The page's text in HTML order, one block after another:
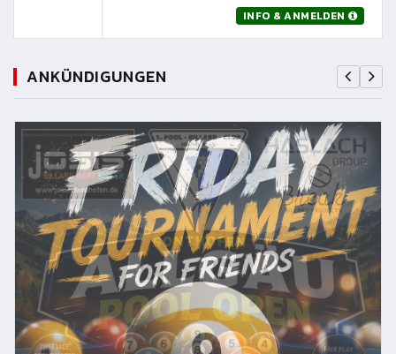
INFO & ANMELDEN
ANKÜNDIGUNGEN